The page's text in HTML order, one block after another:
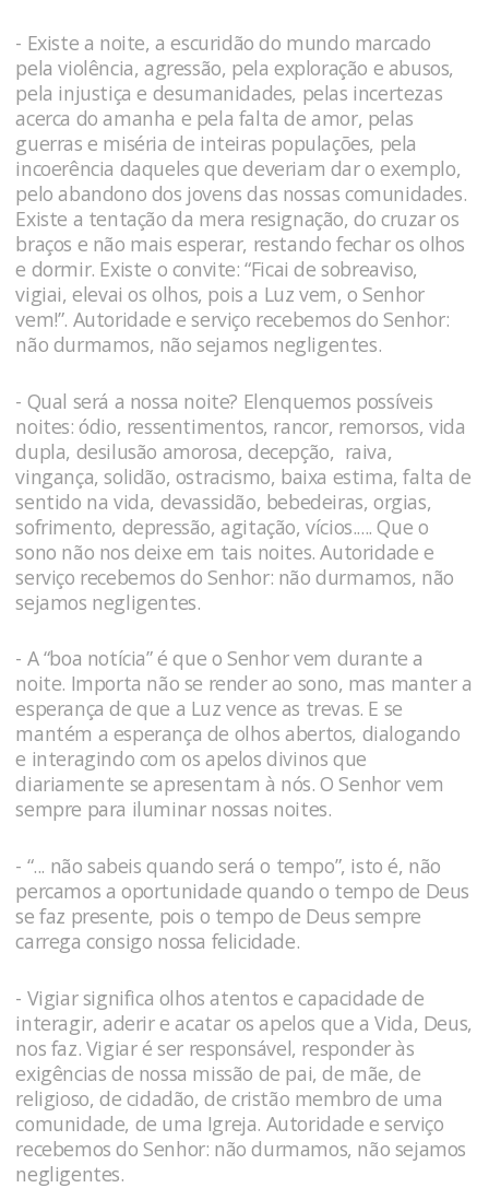
- Existe a noite, a escuridão do mundo marcado
pela violência, agressão, pela exploração e abusos,
pela injustiça e desumanidades, pelas incertezas
acerca do amanha e pela falta de amor, pelas
guerras e miséria de inteiras populações, pela
incoerência daqueles que deveriam dar o exemplo,
pelo abandono dos jovens das nossas comunidades.
Existe a tentação da mera resignação, do cruzar os
braços e não mais esperar, restando fechar os olhos
e dormir. Existe o convite: “Ficai de sobreaviso,
vigiai, elevai os olhos, pois a Luz vem, o Senhor
vem!”. Autoridade e serviço recebemos do Senhor:
não durmamos, não sejamos negligentes.
- Qual será a nossa noite? Elenquemos possíveis
noites: ódio, ressentimentos, rancor, remorsos, vida
dupla, desilusão amorosa, decepção, raiva,
vingança, solidão, ostracismo, baixa estima, falta de
sentido na vida, devassidão, bebedeiras, orgias,
sofrimento, depressão, agitação, vícios..... Que o
sono não nos deixe em tais noites. Autoridade e
serviço recebemos do Senhor: não durmamos, não
sejamos negligentes.
- A “boa notícia” é que o Senhor vem durante a
noite. Importa não se render ao sono, mas manter a
esperança de que a Luz vence as trevas. E se
mantém a esperança de olhos abertos, dialogando
e interagindo com os apelos divinos que
diariamente se apresentam à nós. O Senhor vem
sempre para iluminar nossas noites.
- “... não sabeis quando será o tempo”, isto é, não
percamos a oportunidade quando o tempo de Deus
se faz presente, pois o tempo de Deus sempre
carrega consigo nossa felicidade.
- Vigiar significa olhos atentos e capacidade de
interagir, aderir e acatar os apelos que a Vida, Deus,
nos faz. Vigiar é ser responsável, responder às
exigências de nossa missão de pai, de mãe, de
religioso, de cidadão, de cristão membro de uma
comunidade, de uma Igreja. Autoridade e serviço
recebemos do Senhor: não durmamos, não sejamos
negligentes.